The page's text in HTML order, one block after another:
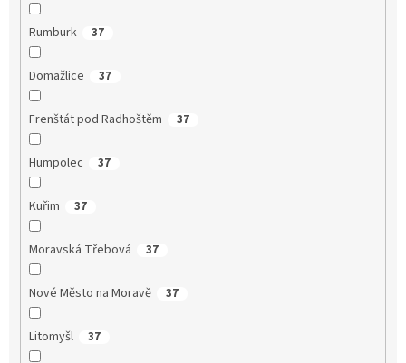
Rumburk 37
Domažlice 37
Frenštát pod Radhoštěm 37
Humpolec 37
Kuřim 37
Moravská Třebová 37
Nové Město na Moravě 37
Litomyšl 37